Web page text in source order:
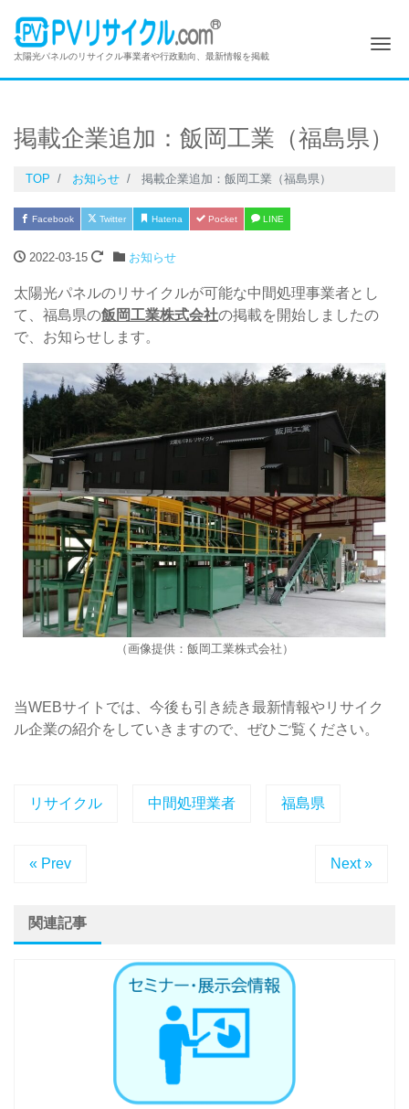
太陽光パネルのリサイクル事業者や行政動向、最新情報を掲載
掲載企業追加：飯岡工業（福島県）
TOP お知らせ 掲載企業追加：飯岡工業（福島県）
Facebook Twitter Hatena Pocket LINE
2022-03-15 お知らせ
太陽光パネルのリサイクルが可能な中間処理事業者とし
て、福島県の飯岡工業株式会社の掲載を開始しましたの
で、お知らせします。
（画像提供：飯岡工業株式会社）
当WEBサイトでは、今後も引き続き最新情報やリサイク
ル企業の紹介をしていきますので、ぜひご覧ください。
リサイクル 中間処理業者 福島県
« Prev Next »
関連記事